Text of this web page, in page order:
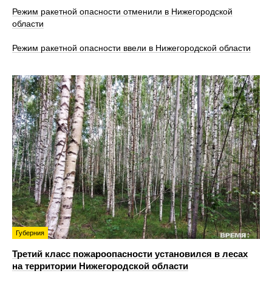
Режим ракетной опасности отменили в Нижегородской
области
Режим ракетной опасности ввели в Нижегородской области
Губерния
Третий класс пожароопасности установился в лесах
на территории Нижегородской области